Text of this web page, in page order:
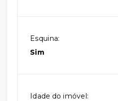
Esquina:
Sim
Idade do imóvel: